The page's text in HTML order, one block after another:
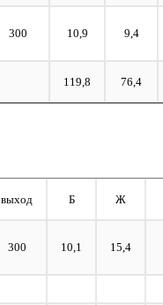
300 10,9 9,4
119,8 76,4
выход Б Ж
300 10,1 15,4